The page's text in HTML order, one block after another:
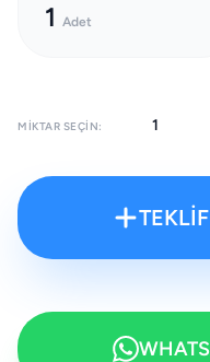
1 Adet
MIKTAR SEÇIN: